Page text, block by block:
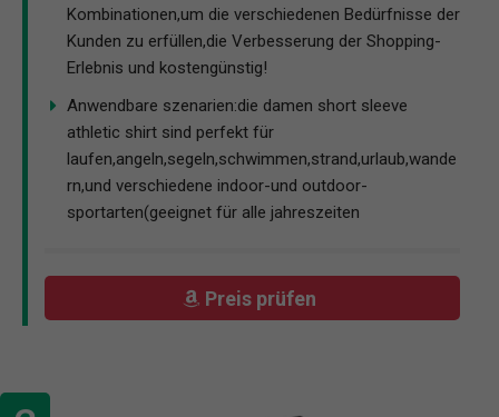
Kombinationen,um die verschiedenen Bedürfnisse der
Kunden zu erfüllen,die Verbesserung der Shopping-
Erlebnis und kostengünstig!
Anwendbare szenarien:die damen short sleeve
athletic shirt sind perfekt für
laufen,angeln,segeln,schwimmen,strand,urlaub,wande
rn,und verschiedene indoor-und outdoor-
sportarten(geeignet für alle jahreszeiten
Preis prüfen